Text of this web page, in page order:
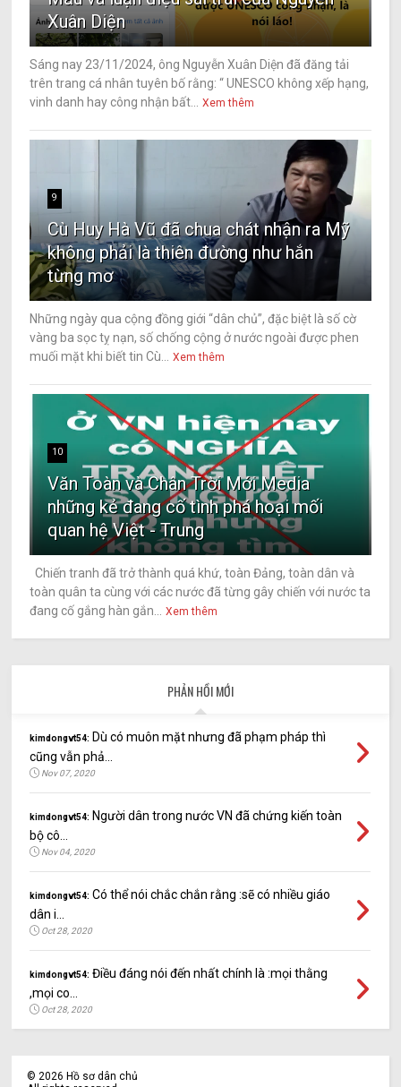
Xuân Diện
Sáng nay 23/11/2024, ông Nguyễn Xuân Diện đã đăng tải
trên trang cá nhân tuyên bố rằng: “ UNESCO không xếp hạng,
vinh danh hay công nhận bất...
Xem thêm
9
Cù Huy Hà Vũ đã chua chát nhận ra Mỹ
không phải là thiên đường như hắn
từng mơ
Những ngày qua cộng đồng giới “dân chủ”, đặc biệt là số cờ
vàng ba sọc tỵ nạn, số chống cộng ở nước ngoài được phen
muối mặt khi biết tin Cù...
Xem thêm
10
Văn Toàn và Chân Trời Mới Media
những kẻ đang cố tình phá hoại mối
quan hệ Việt - Trung
Chiến tranh đã trở thành quá khứ, toàn Đảng, toàn dân và
toàn quân ta cùng với các nước đã từng gây chiến với nước ta
đang cố gắng hàn gắn...
Xem thêm
PHẢN HỒI MỚI
kimdongvt54: Dù có muôn mặt nhưng đã phạm pháp thì
cũng vẫn phả...
Nov 07, 2020
kimdongvt54: Người dân trong nước VN đã chứng kiến toàn
bộ cô...
Nov 04, 2020
kimdongvt54: Có thể nói chắc chắn rằng :sẽ có nhiều giáo
dân i...
Oct 28, 2020
kimdongvt54: Điều đáng nói đến nhất chính là :mọi thằng
,mọi co...
Oct 28, 2020
©2026 Hồ sơ dân chủ